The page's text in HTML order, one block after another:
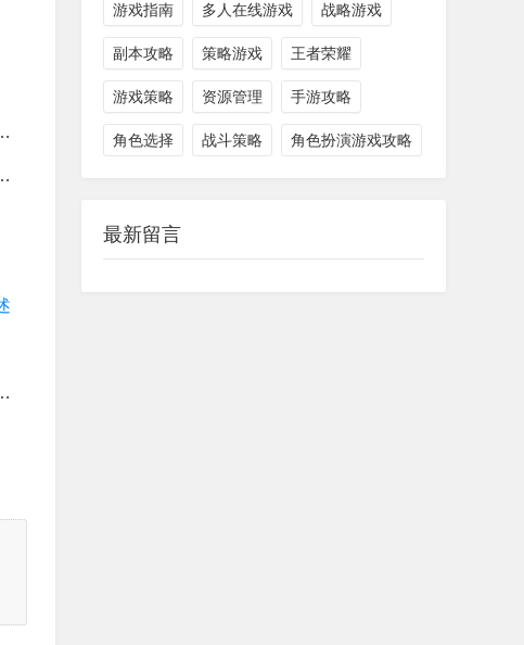
籍，助你成为顶尖玩家
，征服战场的终极指南
队，征服江湖的必备指南
游戏指南 多人在线游戏 战略游戏
副本攻略 策略游戏 王者荣耀
游戏策略 资源管理 手游攻略
角色选择 战斗策略 角色扮演游戏攻略
最新留言